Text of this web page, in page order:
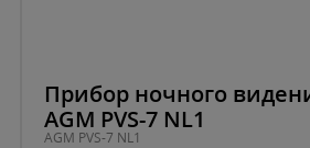
Прибор ночного
AGM PVS-7 NL1
AGM PVS-7 NL1